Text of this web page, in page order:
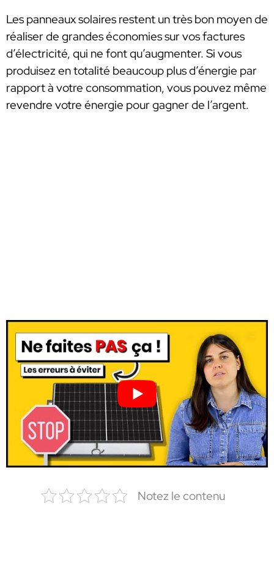
Les panneaux solaires restent un très bon moyen de
réaliser de grandes économies sur vos factures
d’électricité, qui ne font qu’augmenter. Si vous
produisez en totalité beaucoup plus d’énergie par
rapport à votre consommation, vous pouvez même
revendre votre énergie pour gagner de l’argent.
Notez le contenu